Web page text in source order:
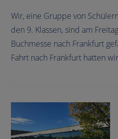
Wir, eine Gruppe von
den 9. Klassen, sind am
Buchmesse nach Frankfurt
Fahrt nach Frankfurt hatten